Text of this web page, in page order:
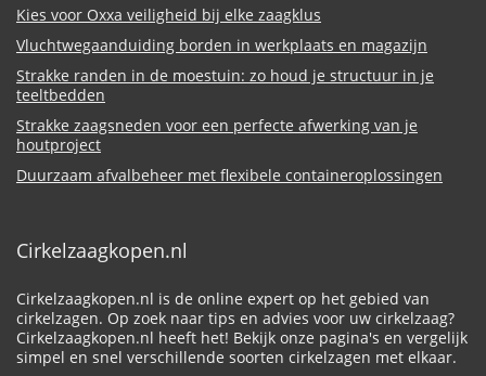
Kies voor Oxxa veiligheid bij elke zaagklus
Vluchtwegaanduiding borden in werkplaats en magazijn
Strakke randen in de moestuin: zo houd je structuur in je
teeltbedden
Strakke zaagsneden voor een perfecte afwerking van je
houtproject
Duurzaam afvalbeheer met flexibele containeroplossingen
Cirkelzaagkopen.nl
Cirkelzaagkopen.nl is de online expert op het gebied van
cirkelzagen. Op zoek naar tips en advies voor uw cirkelzaag?
Cirkelzaagkopen.nl heeft het! Bekijk onze pagina's en vergelijk
simpel en snel verschillende soorten cirkelzagen met elkaar.